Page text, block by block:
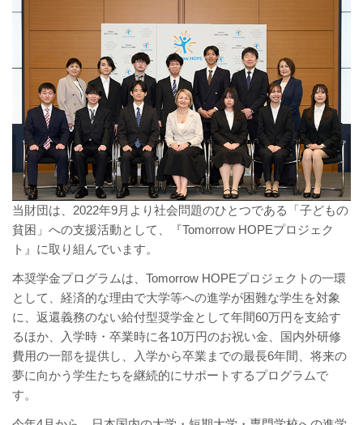
当財団は、2022年9月より社会問題のひとつである「子どもの
貧困」への支援活動として、『Tomorrow HOPEプロジェク
ト』に取り組んでいます。
本奨学金プログラムは、Tomorrow HOPEプロジェクトの一環
として、経済的な理由で大学等への進学が困難な学生を対象
に、返還義務のない給付型奨学金として年間60万円を支給す
るほか、入学時・卒業時に各10万円のお祝い金、国内外研修
費用の一部を提供し、入学から卒業までの最長6年間、将来の
夢に向かう学生たちを継続的にサポートするプログラムで
す。